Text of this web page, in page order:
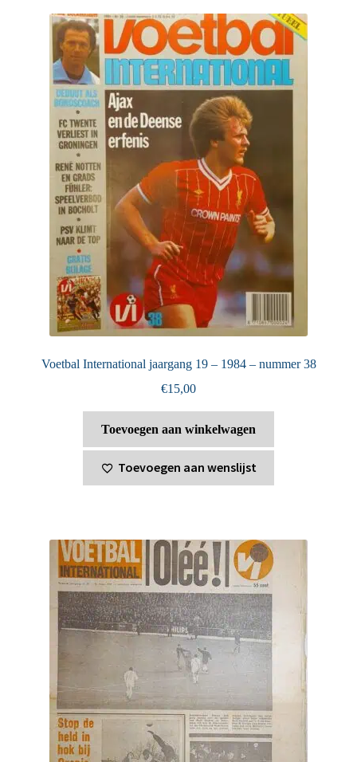
Voetbal International jaargang 19 – 1984 – nummer 38
€15,00
Toevoegen aan winkelwagen
Toevoegen aan wenslijst